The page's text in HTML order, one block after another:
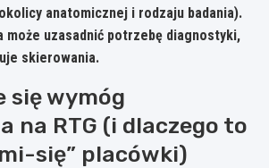
anatomicznej i rodzaju badania).
może uzasadnić potrzebę diagnostyki,
skierowania.
się wymóg
na RTG (i dlaczego to
się” placówki)